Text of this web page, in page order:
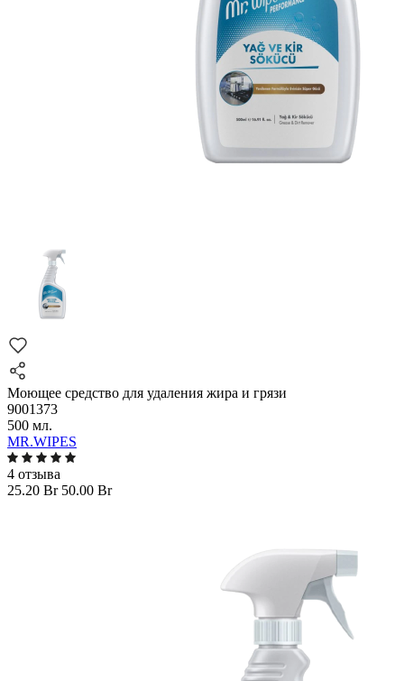
Моющее средство для удаления жира и грязи
9001373
500 мл.
MR.WIPES
4 отзыва
25.20 Br 50.00 Br